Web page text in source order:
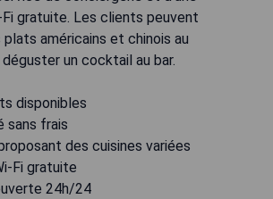
Fi gratuite. Les clients peuvent
américains et chinois au
un cocktail au bar.
disponibles
sans frais
des cuisines variées
Fi gratuite
24h/24